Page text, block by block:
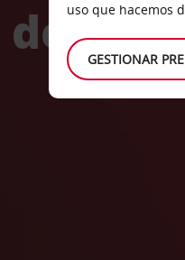
uso que hacemos
GESTIONAR